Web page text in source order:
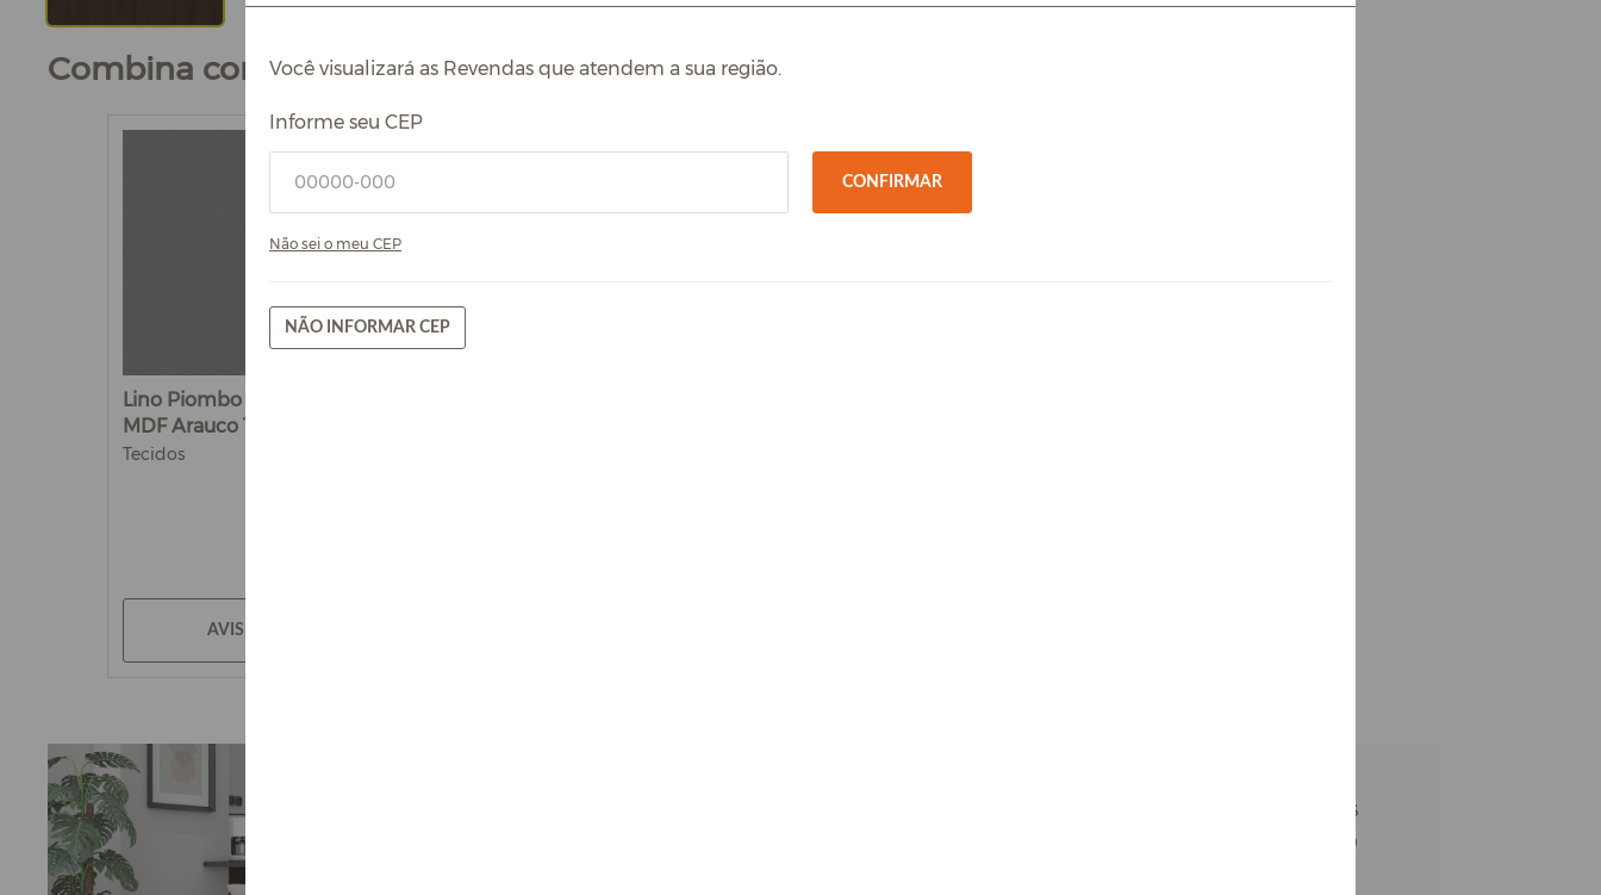
Combina com
Lino Piombo - Chapa de
MDF Arauco 15mm
Tecidos
AVISE-ME
Você visualizará as Revendas que atendem a sua região.
Informe seu CEP
CONFIRMAR
Não sei o meu CEP
NÃO INFORMAR CEP